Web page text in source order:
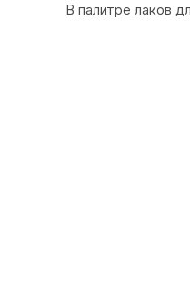
В палитре лаков